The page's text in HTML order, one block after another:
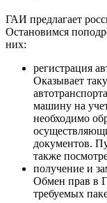
ГАИ предлагает
Остановимся
них:
регистрация
Оказывает
машину на
необходимо
документов.
также
получение и
Обмен прав в
требуемых